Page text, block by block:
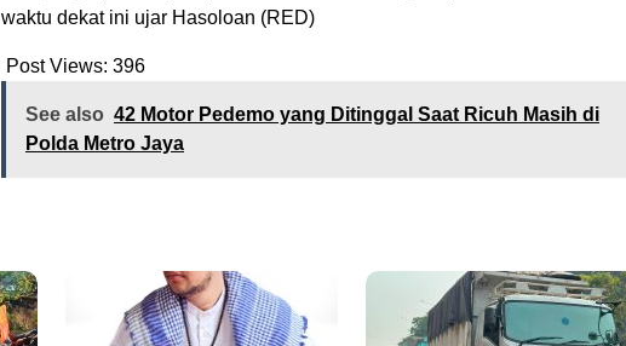
waktu dekat ini ujar Hasoloan (RED)
Post Views: 396
See also 42 Motor Pedemo yang Ditinggal Saat Ricuh Masih di
Polda Metro Jaya